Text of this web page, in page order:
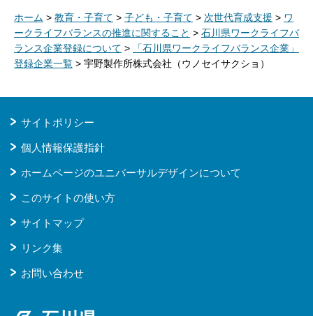
ホーム > 教育・子育て > 子ども・子育て > 次世代育成支援 > ワ
ークライフバランスの推進に関すること > 石川県ワークライフバ
ランス企業登録について >
「石川県ワークライフバランス企業」
登録企業一覧 > 宇野製作所株式会社（ウノセイサクショ）
サイトポリシー
個人情報保護指針
ホームページのユニバーサルデザインについて
このサイトの使い方
サイトマップ
リンク集
お問い合わせ